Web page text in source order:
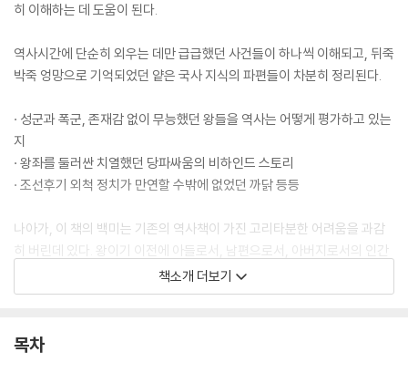
히 이해하는 데 도움이 된다.
역사시간에 단순히 외우는 데만 급급했던 사건들이 하나씩 이해되고, 뒤죽
박죽 엉망으로 기억되었던 얕은 국사 지식의 파편들이 차분히 정리된다.
· 성군과 폭군, 존재감 없이 무능했던 왕들을 역사는 어떻게 평가하고 있는
지
· 왕좌를 둘러싼 치열했던 당파싸움의 비하인드 스토리
· 조선후기 외척 정치가 만연할 수밖에 없었던 까닭 등등
나아가, 이 책의 백미는 기존의 역사책이 가진 고리타분한 어려움을 과감
히 버린데 있다. 왕이기 이전에 아들로서, 남편으로서, 아버지로서의 인간
적인 삶이 낱낱이 드러난 모습들은 교과서에서는 결코 찾아볼 수 없는 남
다른 재미를 선사한다.
책소개 더보기
목차